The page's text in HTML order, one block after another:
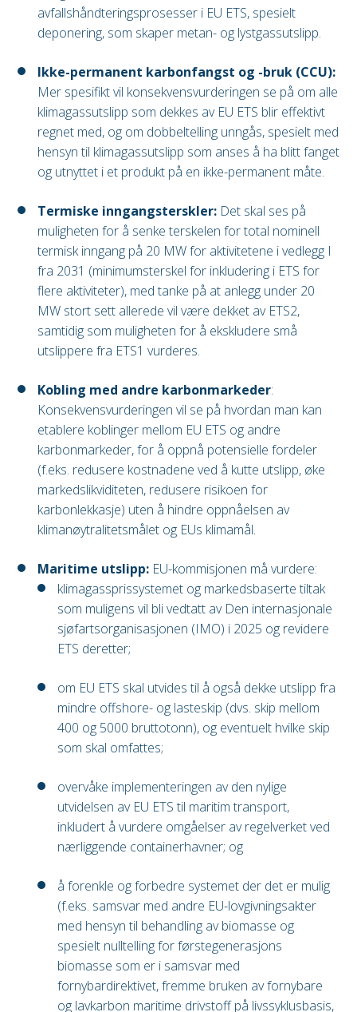
avfallshåndteringsprosesser i EU ETS, spesielt
deponering, som skaper metan- og lystgassutslipp.
Ikke-permanent karbonfangst og -bruk (CCU):
Mer spesifikt vil konsekvensvurderingen se på om alle
klimagassutslipp som dekkes av EU ETS blir effektivt
regnet med, og om dobbeltelling unngås, spesielt med
hensyn til klimagassutslipp som anses å ha blitt fanget
og utnyttet i et produkt på en ikke-permanent måte.
Termiske inngangsterskler: Det skal ses på
muligheten for å senke terskelen for total nominell
termisk inngang på 20 MW for aktivitetene i vedlegg I
fra 2031 (minimumsterskel for inkludering i ETS for
flere aktiviteter), med tanke på at anlegg under 20
MW stort sett allerede vil være dekket av ETS2,
samtidig som muligheten for å ekskludere små
utslippere fra ETS1 vurderes.
Kobling med andre karbonmarkeder:
Konsekvensvurderingen vil se på hvordan man kan
etablere koblinger mellom EU ETS og andre
karbonmarkeder, for å oppnå potensielle fordeler
(f.eks. redusere kostnadene ved å kutte utslipp, øke
markedslikviditeten, redusere risikoen for
karbonlekkasje) uten å hindre oppnåelsen av
klimanøytralitetsmålet og EUs klimamål.
Maritime utslipp: EU-kommisjonen må vurdere:
klimagassprissystemet og markedsbaserte tiltak
som muligens vil bli vedtatt av Den internasjonale
sjøfartsorganisasjonen (IMO) i 2025 og revidere
ETS deretter;
om EU ETS skal utvides til å også dekke utslipp fra
mindre offshore- og lasteskip (dvs. skip mellom
400 og 5000 bruttotonn), og eventuelt hvilke skip
som skal omfattes;
overvåke implementeringen av den nylige
utvidelsen av EU ETS til maritim transport,
inkludert å vurdere omgåelser av regelverket ved
nærliggende containerhavner; og
å forenkle og forbedre systemet der det er mulig
(f.eks. samsvar med andre EU-lovgivningsakter
med hensyn til behandling av biomasse og
spesielt nulltelling for førstegenerasjons
biomasse som er i samsvar med
fornybardirektivet, fremme bruken av fornybare
og lavkarbon maritime drivstoff på livssyklusbasis,